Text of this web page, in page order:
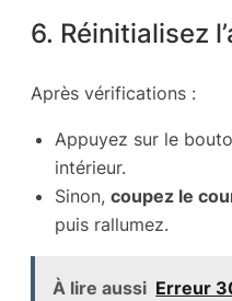
6. Réinitialisez
Après vérifications :
Appuyez sur le
intérieur.
Sinon, coupez le
puis rallumez.
À lire aussi Erreur